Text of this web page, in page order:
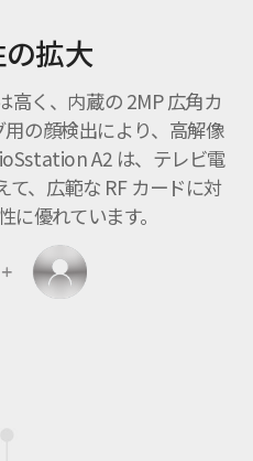
拡大
く、内蔵の 2MP 広角カ
の顔検出により、高解像
A2 は、テレビ電
て、広範な RF カードに対
に優れています。